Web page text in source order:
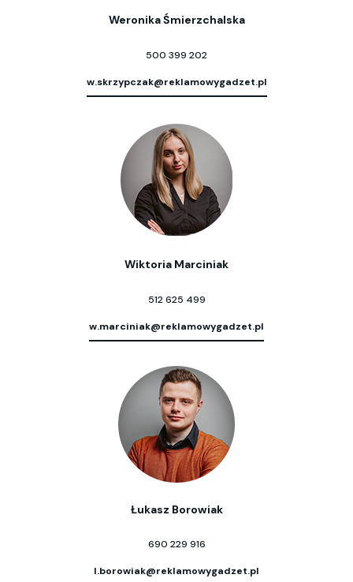
Weronika Śmierzchalska
500 399 202
w.skrzypczak@reklamowygadzet.pl
Wiktoria Marciniak
512 625 499
w.marciniak@reklamowygadzet.pl
Łukasz Borowiak
690 229 916
l.borowiak@reklamowygadzet.pl